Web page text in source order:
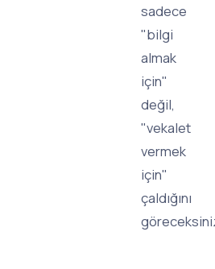
sadece
"bilgi
almak
için"
değil,
"vekalet
vermek
için"
çaldığını